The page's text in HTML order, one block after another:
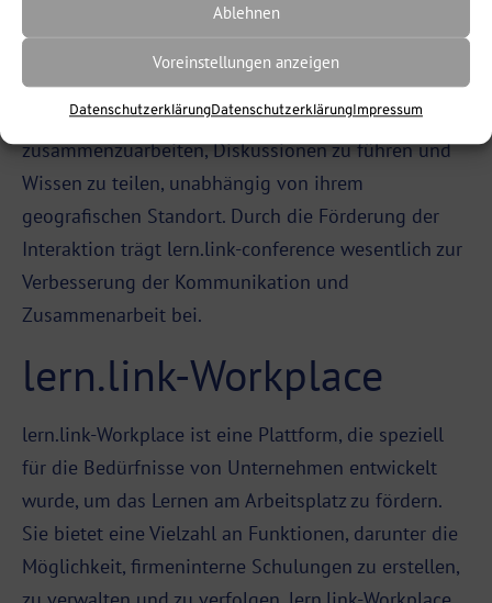
Ablehnen
Voreinstellungen anzeigen
DatenschutzerklärungDatenschutzerklärungImpressum
lern.link-conference ist eine spezialisierte Software
für Videokonferenzen, die speziell für
Bildungszwecke entwickelt wurde. Sie ermöglicht es
Lehrenden und Lernenden, in Echtzeit
zusammenzuarbeiten, Diskussionen zu führen und
Wissen zu teilen, unabhängig von ihrem
geografischen Standort. Durch die Förderung der
Interaktion trägt lern.link-conference wesentlich zur
Verbesserung der Kommunikation und
Zusammenarbeit bei.
lern.link-Workplace
lern.link-Workplace ist eine Plattform, die speziell
für die Bedürfnisse von Unternehmen entwickelt
wurde, um das Lernen am Arbeitsplatz zu fördern.
Sie bietet eine Vielzahl an Funktionen, darunter die
Möglichkeit, firmeninterne Schulungen zu erstellen,